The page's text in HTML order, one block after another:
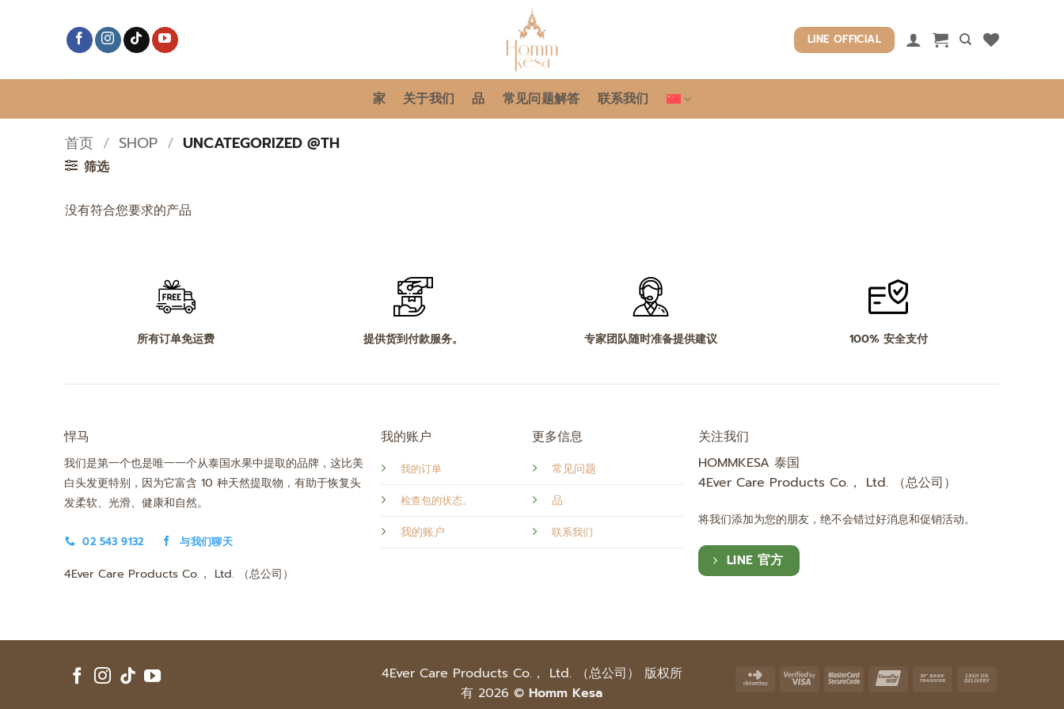
LINE OFFICIAL
家 关于我们 品 常见问题解答 联系我们
首页 / SHOP / UNCATEGORIZED @TH
筛选
没有符合您要求的产品
所有订单免运费 提供货到付款服务。 专家团队随时准备提供建议 100% 安全支付
悍马
我们是第一个也是唯一一个从泰国水果中提取的品牌，这比美
白头发更特别，因为它富含 10 种天然提取物，有助于恢复头
发柔软、光滑、健康和自然。
02 543 9132 与我们聊天
4Ever Care Products Co.， Ltd. （总公司）
我的账户
我的订单
检查包的状态。
我的账户
更多信息
常见问题
品
联系我们
关注我们
HOMMKESA 泰国
4Ever Care Products Co.， Ltd. （总公司）
将我们添加为您的朋友，绝不会错过好消息和促销活动。
LINE 官方
4Ever Care Products Co.， Ltd. （总公司） 版权所
有 2026 ©Homm Kesa
Click
Visa
MasterCardUnionPay Bank